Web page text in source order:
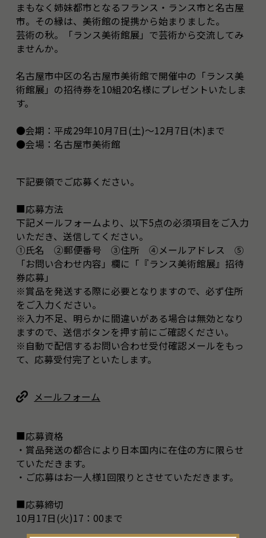
まもなく姉妹都市となるフランス・ランス市と名古屋
市。その縁は、美術館の提携から始まりました。
芸術の秋。「ランス美術館展」で芸術から交流してみ
ませんか。
名古屋市中区の名古屋市美術館で開催中の「ランス美
術館展」の招待券を10組20名様にプレゼントいたしま
す。
●会期：平成29年10月7日(土)～12月7日(木)まで
●会場：名古屋市美術館
下記要領でご応募ください。
■応募方法
下記メールフォームより、以下5点の必須項目をご入力
いただき、送信してください。
①氏名 ②郵便番号 ③住所 ④メールアドレス ⑤
「お問い合わせ内容」欄に「『ランス美術館展』招待
券応募」
※賞品を発送する際に必要となりますので、必ず住所
をご入力ください。
※入力不足、明らかに間違いがある場合は無効となり
ますので、送信ボタンを押す前にご確認ください。
※自動で配信するお問い合わせ受付確認メールをもっ
て、応募受付完了といたします。
メールフォーム
■応募資格
・賞品発送の都合により日本国内に在住の方に限らせ
ていただきます。
・ご応募はお一人様1回限りとさせていただきます。
■応募締切
10月17日(火)17：00まで